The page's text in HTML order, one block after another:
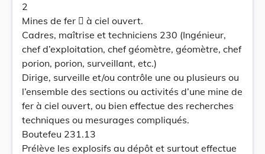
2
Mines de fer  à ciel ouvert.
Cadres, maîtrise et techniciens 230 (Ingénieur,
chef d’exploitation, chef géomètre, géomètre, chef
porion, porion, surveillant, etc.)
Dirige, surveille et/ou contrôle une ou plusieurs ou
l’ensemble des sections ou activités d’une mine de
fer à ciel ouvert, ou bien effectue des recherches
techniques ou mesurages compliqués.
Boutefeu 231.13
Prélève les explosifs au dépôt et surtout effectue